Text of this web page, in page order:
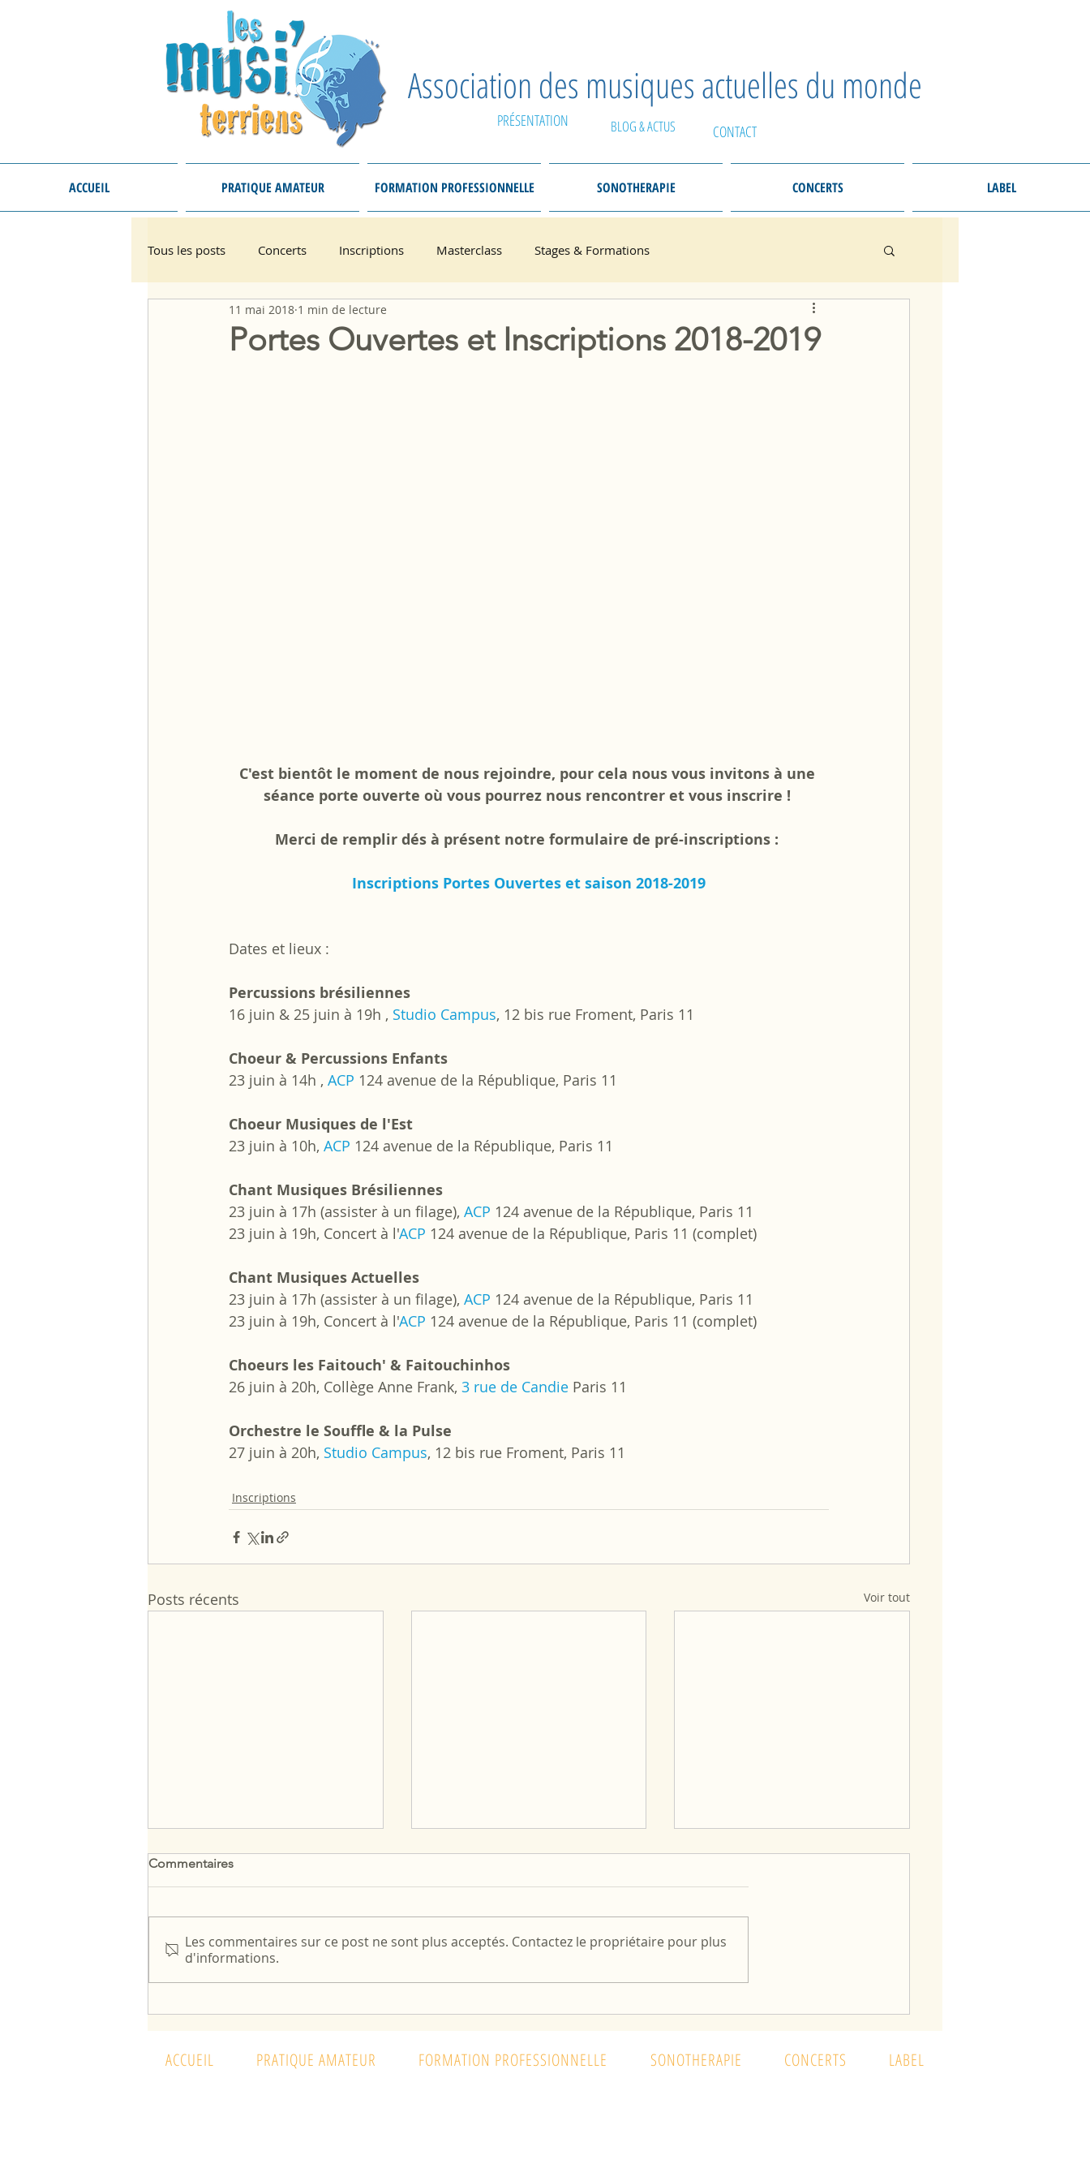
Association des musiques actuelles du monde
PRÉSENTATION BLOG & ACTUS CONTACT
ACCUEIL PRATIQUE AMATEUR FORMATION PROFESSIONNELLE SONOTHERAPIE CONCERTS LABEL
Tous les posts Concerts Inscriptions Masterclass Stages & Formations
Portes Ouvertes et Inscriptions 2018-2019
11 mai 2018 1 min de lecture
C'est bientôt le moment de nous rejoindre, pour cela nous vous invitons à une
séance porte ouverte où vous pourrez nous rencontrer et vous inscrire !
Merci de remplir dés à présent notre formulaire de pré-inscriptions :
Inscriptions Portes Ouvertes et saison 2018-2019
Dates et lieux :
Percussions brésiliennes
16 juin & 25 juin à 19h , Studio Campus, 12 bis rue Froment, Paris 11
Choeur & Percussions Enfants
23 juin à 14h , ACP 124 avenue de la République, Paris 11
Choeur Musiques de l'Est
23 juin à 10h, ACP 124 avenue de la République, Paris 11
Chant Musiques Brésiliennes
23 juin à 17h (assister à un filage), ACP 124 avenue de la République, Paris 11
23 juin à 19h, Concert à l'ACP 124 avenue de la République, Paris 11 (complet)
Chant Musiques Actuelles
23 juin à 17h (assister à un filage), ACP 124 avenue de la République, Paris 11
23 juin à 19h, Concert à l'ACP 124 avenue de la République, Paris 11 (complet)
Choeurs les Faitouch' & Faitouchinhos
26 juin à 20h, Collège Anne Frank, 3 rue de Candie Paris 11
Orchestre le Souffle & la Pulse
27 juin à 20h, Studio Campus, 12 bis rue Froment, Paris 11
Inscriptions
Posts récents Voir tout
INSCRIPTIONS 2020-21
Inscriptions rentrée 2019-20 le
Séances portes ouvertes 2019
Commentaires
Les commentaires sur ce post ne sont plus acceptés. Contactez le propriétaire pour plus
d'informations.
ACCUEIL PRATIQUE AMATEUR FORMATION PROFESSIONNELLE SONOTHERAPIE CONCERTS LABEL